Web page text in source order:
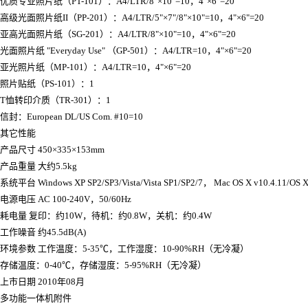
高级光面照片纸II（PP-201）：A4/LTR/5"×7"/8"×10"=10，4"×6"=20
亚高光面照片纸（SG-201）：A4/LTR/8"×10"=10，4"×6"=20
光面照片纸 "Everyday Use" （GP-501）：A4/LTR=10，4"×6"=20
亚光照片纸（MP-101）：A4/LTR=10，4"×6"=20
照片贴纸（PS-101）：1
T恤转印介质（TR-301）：1
信封：European DL/US Com. #10=10
其它性能
产品尺寸 450×335×153mm
产品重量 大约5.5kg
系统平台 Windows XP SP2/SP3/Vista/Vista SP1/SP2/7， Mac OS X v10.4.11/OS
电源电压 AC 100-240V，50/60Hz
耗电量 复印：约10W，待机：约0.8W，关机：约0.4W
工作噪音 约45.5dB(A)
环境参数 工作温度：5-35℃，工作湿度：10-90%RH（无冷凝）
存储温度：0-40℃，存储湿度：5-95%RH（无冷凝）
上市日期 2010年08月
多功能一体机附件